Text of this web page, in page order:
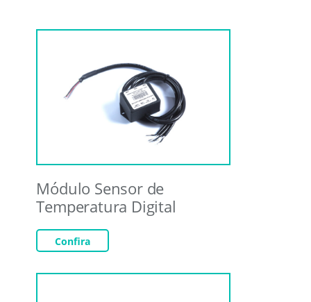
Módulo Sensor de
Temperatura Digital
Confira